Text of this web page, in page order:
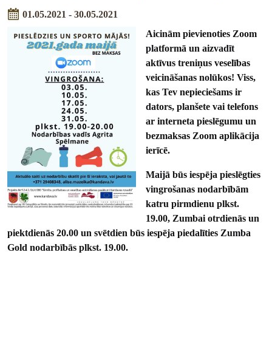
01.05.2021 - 30.05.2021
Aicinām pievienoties Zoom
platformā un aizvadīt
aktīvus treniņus veselības
veicināšanas nolūkos! Viss,
kas Tev nepieciešams ir
dators, planšete vai telefons
ar interneta pieslēgumu un
bezmaksas Zoom aplikācija
ierīcē.
Maijā būs iespēja pieslēgties
vingrošanas nodarbībām
katru pirmdienu plkst.
19.00, Zumbai otrdienās un
piektdienās 20.00 un svētdien būs iespēja piedalīties Zumba
Gold nodarbībās plkst. 19.00.